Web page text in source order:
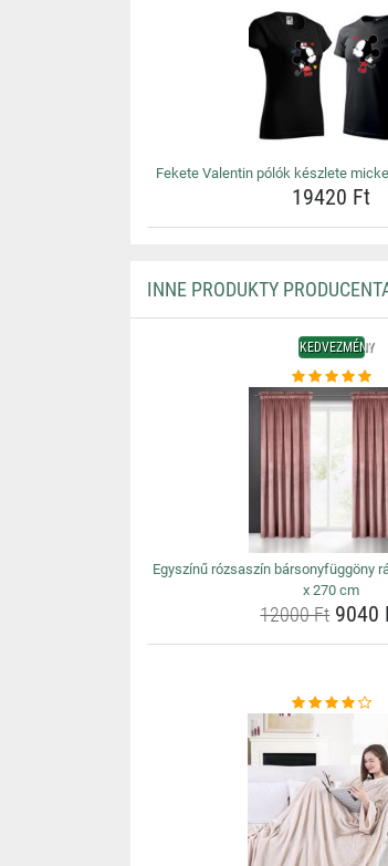
Fekete Valentin pólók készlete
19420 Ft
INNE PRODUKTY
KEDVEZMÉNY
Egyszínű rózsaszín bársonyfüggöny
x 270 cm
12000 Ft9040